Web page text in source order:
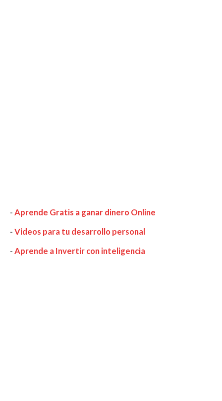
-Aprende Gratis a ganar dinero Online
-Videos para tu desarrollo personal
-Aprende a Invertir con inteligencia